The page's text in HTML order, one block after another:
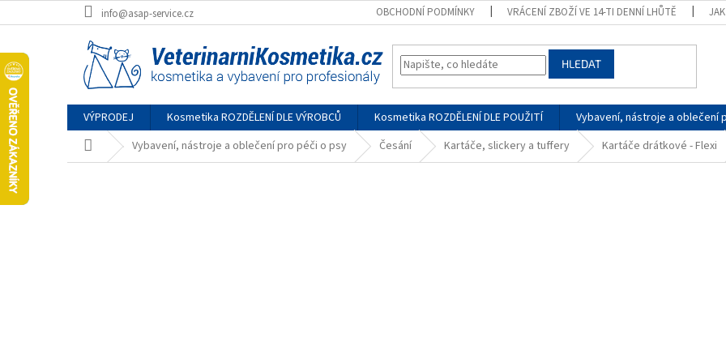
na
info@asap-service.cz OBCHODNÍ PODMÍNKY VRÁCENÍ ZBOŽÍ VE 14-TI DENNÍ LHŮTĚ
HLEDAT
VÝPRODEJ Kosmetika ROZDĚLENÍ DLE VÝROBCŮ Kosmetika ROZDĚLENÍ DLE POUŽITÍ Vybavení, nástroje a oblečení
Domů Vybavení, nástroje a oblečení pro péči o psy Česání Kartáče, slickery a tuffery Kartáče drátkové - Flexi